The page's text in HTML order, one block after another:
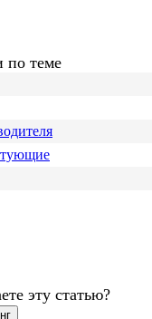
по теме
эту статью?